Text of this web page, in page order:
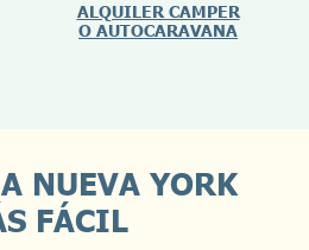
ALQUILER CAMPER
O AUTOCARAVANA
NUEVA YORK
FÁCIL